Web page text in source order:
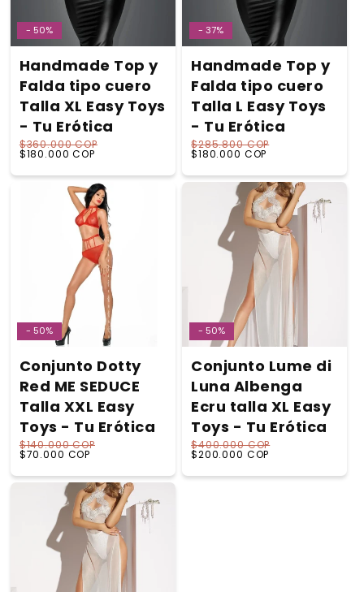
- 50%
Handmade Top y
Falda tipo cuero
Talla XL Easy Toys
- Tu Erótica
Precio habitual
$360.000 COP
Precio de oferta
$180.000 COP
- 37%
Handmade Top y
Falda tipo cuero
Talla L Easy Toys
- Tu Erótica
Precio habitual
$285.800 COP
Precio de oferta
$180.000 COP
- 50%
Conjunto Dotty
Red ME SEDUCE
Talla XXL Easy
Toys - Tu Erótica
Precio habitual
$140.000 COP
Precio de oferta
$70.000 COP
- 50%
Conjunto Lume di
Luna Albenga
Ecru talla XL Easy
Toys - Tu Erótica
Precio habitual
$400.000 COP
Precio de oferta
$200.000 COP